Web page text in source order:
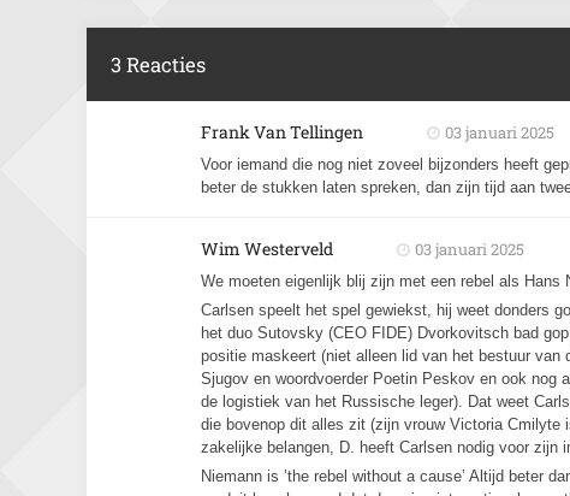
3 Reacties
Frank Van Tellingen 03 januari 2025
Voor iemand die nog niet zoveel bijzonders heeft
beter de stukken laten spreken, dan zijn tijd aan
Wim Westerveld 03 januari 2025
We moeten eigenlijk blij zijn met een rebel als Hans
Carlsen speelt het spel gewiekst, hij weet donders
het duo Sutovsky (CEO FIDE) Dvorkovitsch bad
positie maskeert (niet alleen lid van het bestuur
Sjugov en woordvoerder Poetin Peskov en ook nog
de logistiek van het Russische leger). Dat weet
die bovenop dit alles zit (zijn vrouw Victoria Cmilyte
zakelijke belangen, D. heeft Carlsen nodig voor zijn
Niemann is ’the rebel without a cause’ Altijd beter